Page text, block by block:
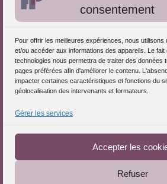
consentement
Pour offrir les meilleures expériences, nous
et/ou accéder aux informations des appareils. Le fait
technologies nous permettra de traiter des données
pages préférées afin d'améliorer le contenu.
impacter certaines caractéristiques et fonctions du
géolocalisation des intervenants et formateurs.
Gérer les services
Accepter les
Refuser
S'inscrire dans l'Annuaire
Publiez vos formations
Charte déontologique